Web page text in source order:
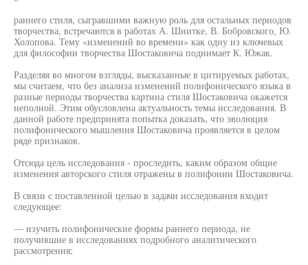
раннего стиля, сыгравшими важную роль для остальных периодов
творчества, встречаются в работах А. Шнитке, В. Бобровского, Ю.
Холопова. Тему «изменений во времени» как одну из ключевых
для философии творчества Шостаковича поднимает К. Южак.
Разделяя во многом взгляды, высказанные в цитируемых работах,
мы считаем, что без анализа изменений полифонического языка в
разные периоды творчества картина стиля Шостаковича окажется
неполной. Этим обусловлена актуальность темы исследования. В
данной работе предпринята попытка доказать, что эволюция
полифонического мышления Шостаковича проявляется в целом
ряде признаков.
Отсюда цель исследования - проследить, каким образом общие
изменения авторского стиля отражены в полифонии Шостаковича.
В связи с поставленной целью в задачи исследования входит
следующее:
— изучить полифонические формы раннего периода, не
получившие в исследованиях подробного аналитического
рассмотрения;